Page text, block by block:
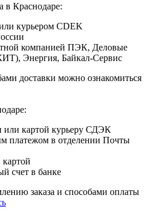
в Краснодаре:
курьером CDEK
компанией ПЭК, Деловые
Энергия, Байкал-Сервис
доставки можно ознакомиться
картой курьеру СДЭК
платежом в отделении Почты
счет в банке
заказа и способами оплаты